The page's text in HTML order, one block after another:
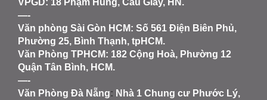
—-
Văn phòng Sài Gòn HCM: Số 561 Điện Biên Phủ,
Phường 25, Bình Thạnh, tpHCM.
Văn Phòng TPHCM: 182 Cộng Hoà, Phường 12
Quận Tân Bình, HCM.
—-
Văn Phòng Đà Nẵng: Nhà 1 Chung cư Phước Lý,